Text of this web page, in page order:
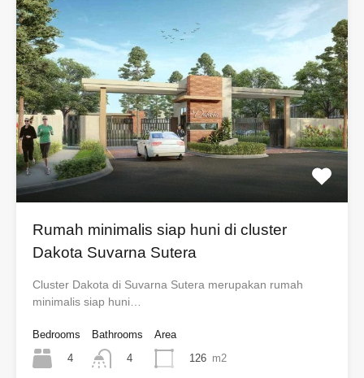
Rumah minimalis siap huni di cluster
Dakota Suvarna Sutera
Cluster Dakota di Suvarna Sutera merupakan rumah
minimalis siap huni…
Bedrooms
4
Bathrooms
4
Area
126 m2